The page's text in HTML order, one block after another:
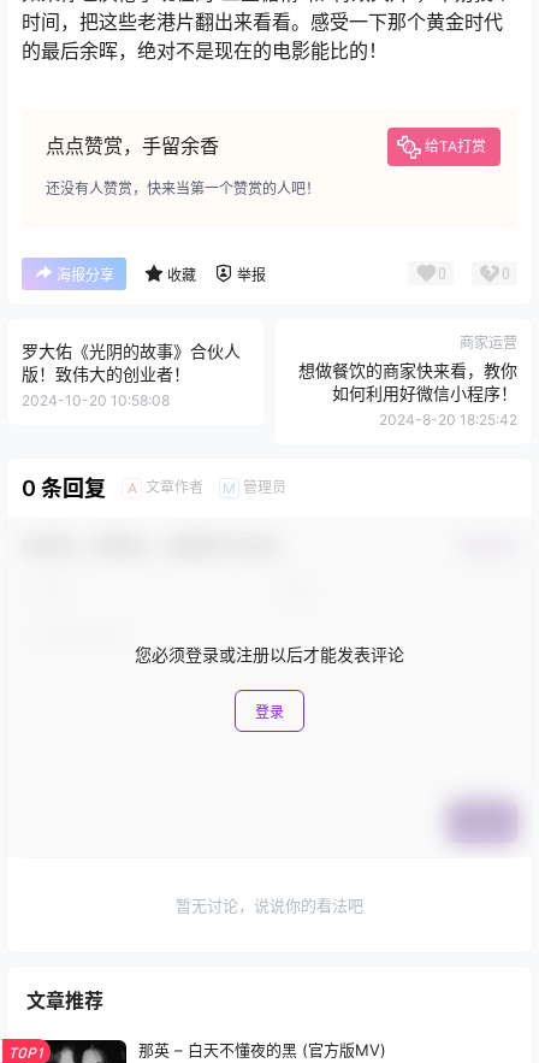
时间，把这些老港片翻出来看看。感受一下那个黄金时代
的最后余晖，绝对不是现在的电影能比的！
点点赞赏，手留余香 给TA打赏
还没有人赞赏，快来当第一个赞赏的人吧！
海报分享 收藏 举报 0 0
罗大佑《光阴的故事》合伙人
版！致伟大的创业者！
2024-10-20 10:58:08
商家运营
想做餐饮的商家快来看，教你
如何利用好微信小程序！
2024-8-20 18:25:42
0 条回复 A 文章作者 M 管理员
您必须登录或注册以后才能发表评论
登录
暂无讨论，说说你的看法吧
文章推荐
TOP1 那英 – 白天不懂夜的黑 (官方版MV)